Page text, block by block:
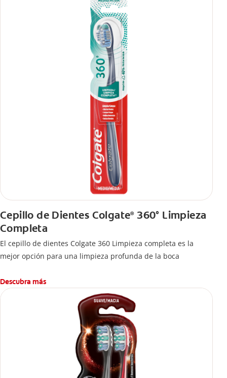
Cepillo de Dientes Colgate®360° Limpieza
Completa
El cepillo de dientes Colgate 360 Limpieza completa es la
mejor opción para una limpieza profunda de la boca
Descubra más